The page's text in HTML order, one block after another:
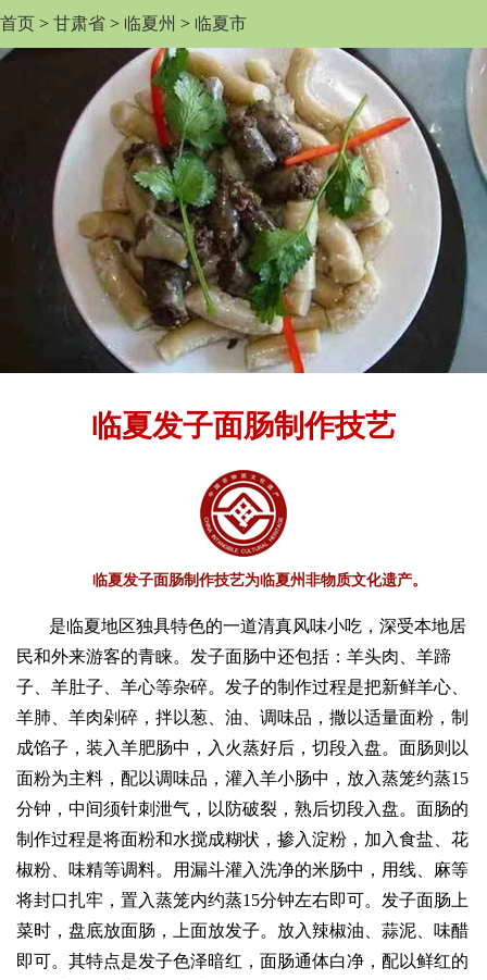
首页 > 甘肃省 > 临夏州 > 临夏市
临夏发子面肠制作技艺
临夏发子面肠制作技艺为临夏州非物质文化遗产。
是临夏地区独具特色的一道清真风味小吃，深受本地居
民和外来游客的青睐。发子面肠中还包括：羊头肉、羊蹄
子、羊肚子、羊心等杂碎。发子的制作过程是把新鲜羊心、
羊肺、羊肉剁碎，拌以葱、油、调味品，撒以适量面粉，制
成馅子，装入羊肥肠中，入火蒸好后，切段入盘。面肠则以
面粉为主料，配以调味品，灌入羊小肠中，放入蒸笼约蒸15
分钟，中间须针刺泄气，以防破裂，熟后切段入盘。面肠的
制作过程是将面粉和水搅成糊状，掺入淀粉，加入食盐、花
椒粉、味精等调料。用漏斗灌入洗净的米肠中，用线、麻等
将封口扎牢，置入蒸笼内约蒸15分钟左右即可。发子面肠上
菜时，盘底放面肠，上面放发子。放入辣椒油、蒜泥、味醋
即可。其特点是发子色泽暗红，面肠通体白净，配以鲜红的